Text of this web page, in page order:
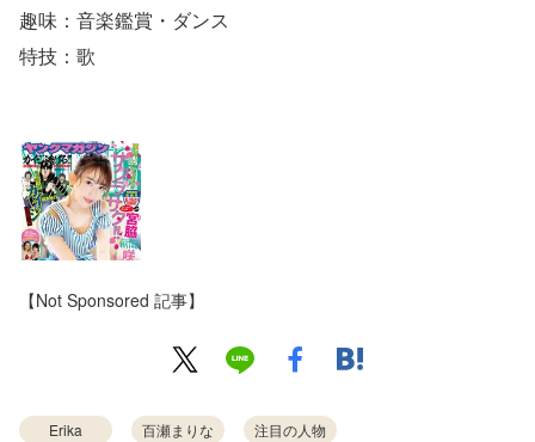
趣味：音楽鑑賞・ダンス
特技：歌
【Not Sponsored 記事】
Erika 百瀬まりな 注目の人物